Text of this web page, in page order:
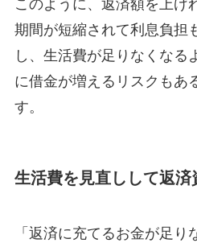
このように、返済額を上げ
期間が短縮されて利息負担
し、生活費が足りなくなる
に借金が増えるリスクもあ
す。
生活費を見直しして返済
「返済に充てるお金が足り